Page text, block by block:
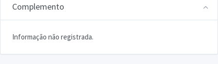
Complemento
Informação não registrada.